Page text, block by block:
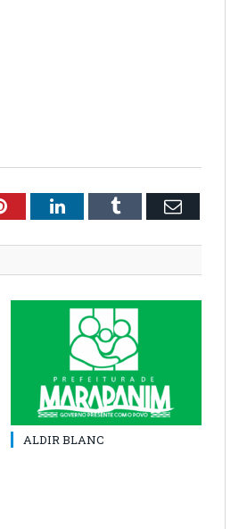
PinterestLinkedInTumblr Email
ALDIR BLANC